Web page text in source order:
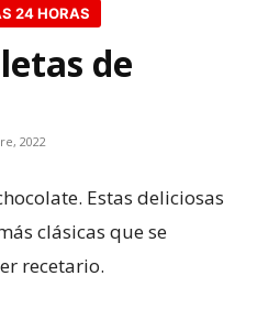
24 HORAS
de
2022
Estas deliciosas
clásicas que se
recetario.